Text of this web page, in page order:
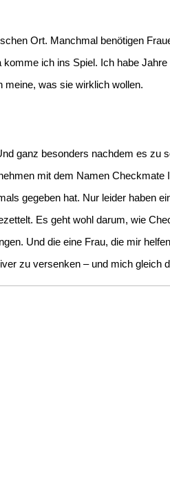
Ort. Manchmal benötigen
ich ins Spiel. Ich habe
meine, was sie wirklich wollen.
ganz besonders nachdem es zu
mit dem Namen Checkmate
gegeben hat. Nur leider haben
Es geht wohl darum, wie
Und die eine Frau, die mir
zu versenken – und mich gleich